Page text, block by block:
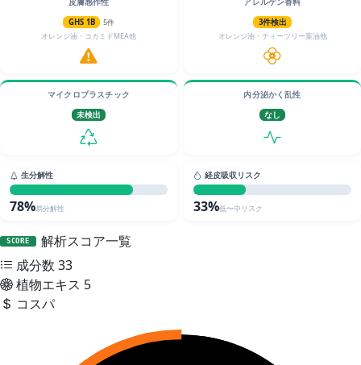
皮膚感作性
GHS 1B
5件
オレンジ油・コカミドMEA他
アレルゲン香料
3件検出
オレンジ油・ティーツリー葉油他
マイクロプラスチック
未検出
内分泌かく乱性
なし
生分解性
78%易分解性
経皮吸収リスク
33%低〜中リスク
SCORE
解析スコア一覧
成分数 33
植物エキス 5
コスパ